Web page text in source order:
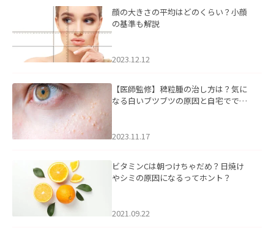
顔の大きさの平均はどのくらい？小顔
の基準も解説
2023.12.12
【医師監修】稗粒腫の治し方は？気に
なる白いブツブツの原因と自宅ででき
2023.11.17
ビタミンCは朝つけちゃだめ？日焼け
やシミの原因になるってホント？
2021.09.22